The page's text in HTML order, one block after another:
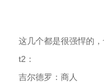
这几个都是很强悍的
t2：
吉尔德罗：商人